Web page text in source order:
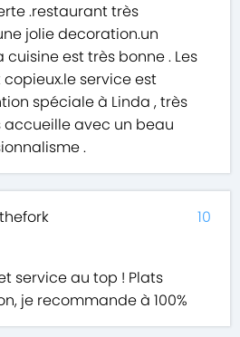
.restaurant très
jolie decoration.un
est très bonne . Les
service est
spéciale à Linda , très
accueille avec un beau
.
thefork
service au top ! Plats
je recommande à 100%
10